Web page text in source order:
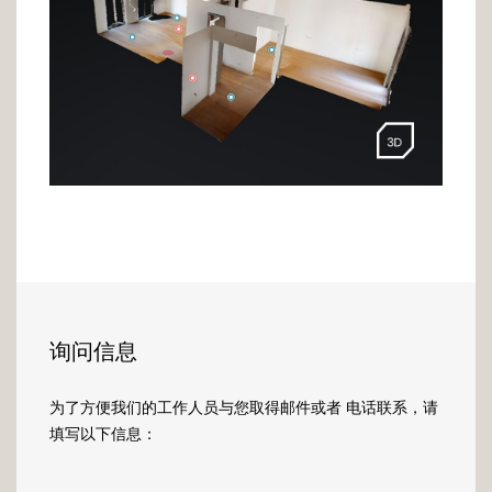
询问信息
为了方便我们的工作人员与您取得邮件或者 电话联系，请
填写以下信息：